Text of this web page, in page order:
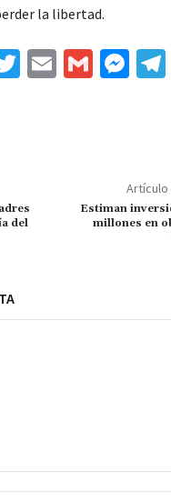
la libertad.
T
E
G
M
ge
r
del
Estiman
millones en